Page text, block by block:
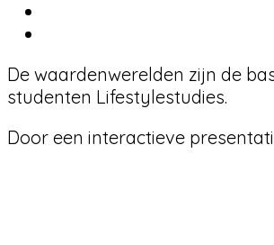
De waardenwerelden zijn de
studenten Lifestylestudies.
Door een interactieve